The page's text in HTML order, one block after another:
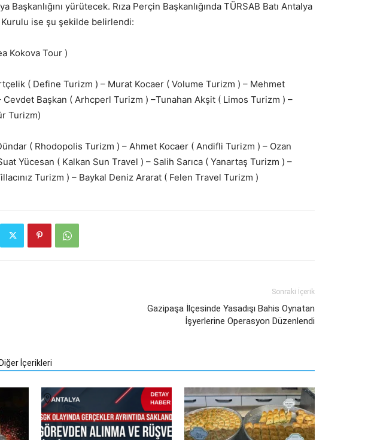
Başkanlığını yürütecek. Rıza Perçin Başkanlığında TÜRSAB Batı Antalya
Kurulu ise şu şekilde belirlendi:
Kokova Tour )
( Define Turizm ) – Murat Kocaer ( Volume Turizm ) – Mehmet
Cevdet Başkan ( Arhcperl Turizm ) –Tunahan Akşit ( Limos Turizm ) –
Turizm)
Dündar ( Rhodopolis Turizm ) – Ahmet Kocaer ( Andifli Turizm ) – Ozan
Yücesan ( Kalkan Sun Travel ) – Salih Sarıca ( Yanartaş Turizm ) –
Turizm ) – Baykal Deniz Ararat ( Felen Travel Turizm )
Sonraki İçerik
Gazipaşa İlçesinde Yasadışı Bahis Oynatan
İşyerlerine Operasyon Düzenlendi
İçerikleri